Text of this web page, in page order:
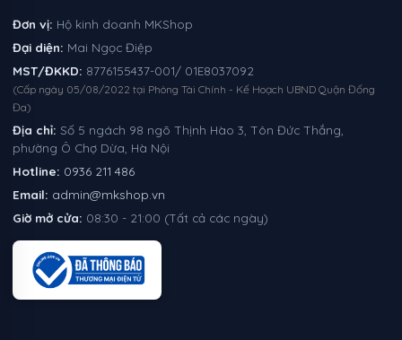
Đơn vị: Hộ kinh doanh MKShop
Đại diện: Mai Ngọc Điệp
MST/ĐKKD: 8776155437-001/ 01E8037092
(Cấp ngày 05/08/2022 tại Phòng Tài Chính - Kế Hoạch UBND Quận Đống
Đa)
Địa chỉ: Số 5 ngách 98 ngõ Thịnh Hào 3, Tôn Đức Thắng,
phường Ô Chợ Dừa, Hà Nội
Hotline: 0936 211 486
Email: admin@mkshop.vn
Giờ mở cửa: 08:30 - 21:00 (Tất cả các ngày)